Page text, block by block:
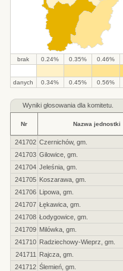
brak 0.24% 0.35% 0.46%
danych 0.34% 0.45% 0.56%
Wyniki głosowania dla komitetu.
Nr Nazwa jednostki
241702 Czernichów, gm.
241703 Gilowice, gm.
241704 Jeleśnia, gm.
241705 Koszarawa, gm.
241706 Lipowa, gm.
241707 Łękawica, gm.
241708 Łodygowice, gm.
241709 Milówka, gm.
241710 Radziechowy-Wieprz, gm.
241711
Rajcza, gm.
241712 Ślemień, gm.